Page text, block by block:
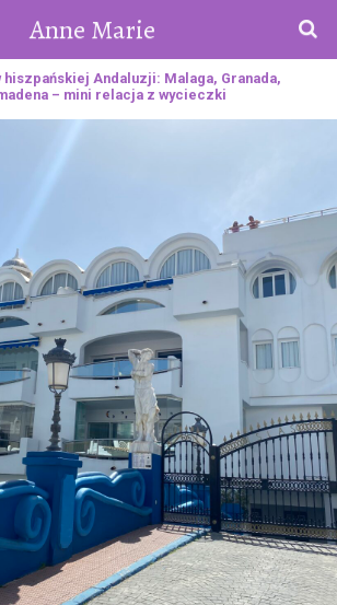
Anne Marie
hiszpańskiej Andaluzji: Malaga, Granada,
– mini relacja z wycieczki